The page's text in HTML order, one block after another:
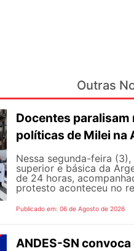
Outras
Docentes
políticas de Milei na
Nessa segunda-feira
superior e básica da
de 24 horas,
protesto aconteceu no
Publicado em: 06 de Agosto de 2026
ANDES-SN